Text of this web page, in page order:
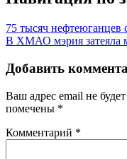
75 тысяч нефтеюганцев
В ХМАО мэрия затеяла
Добавить
Ваш адрес email не
помечены *
Комментарий *